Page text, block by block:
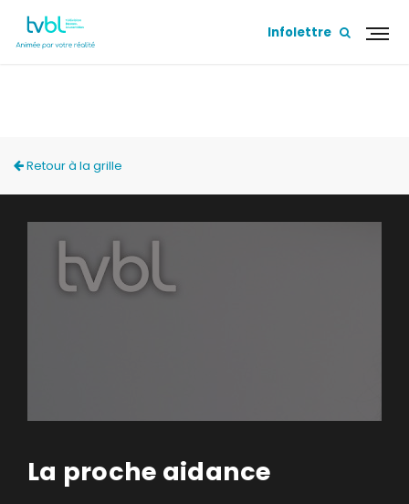
Infolettre
Retour à la grille
La proche aidance